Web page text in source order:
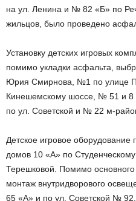
на ул. Ленина и № 82 «Б» по
жильцов, было проведено
Установку детских игровых
помимо укладки асфальта,
Юрия Смирнова, №1 по улице
Кинешемскому шоссе, № 51 и 8
по ул. Советской и № 22 м-
Детское игровое оборудование
домов 10 «А» по
Терешковой. Помимо
монтаж внутридворового
65 «А» и по ул. Советской № 92.